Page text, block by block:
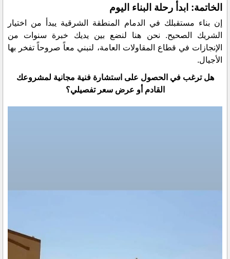
الخاتمة: ابدأ رحلة البناء اليوم
​إن بناء مستقبلك في الدمام المنطقة الشرقية يبدأ من اختيار
الشريك الصحيح. نحن هنا لنضع بين يديك خبرة سنوات من
الإنجازات في قطاع المقاولات العامة، لنبني معاً صروحاً تفخر بها
الأجيال.
​هل ترغب في الحصول على استشارة فنية مجانية لمشروعك
القادم أو عرض سعر تفصيلي؟